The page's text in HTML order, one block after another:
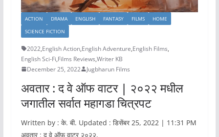
ACTION DRAMA ENGLISH FANTASY FILMS
HOME
SCIENCE FICTION
2022,English Action,English Adventure,English Films,
English Sci-Fi,Films Reviews,Writer KB
December 25, 2022
Jugbharun Films
अवतार : द वे ऑफ वाटर | २०२२ मधील
जगातील सर्वात महागडा चित्रपट
Written by : के. बी. Updated : डिसेंबर 25, 2022 | 11:31 PM
अवतार : द वे ऑफ वाटर २०२२,